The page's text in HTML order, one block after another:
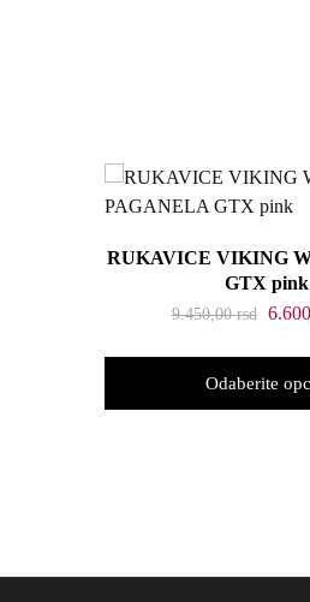
RUKAVICE VIKING
GTX pink
9.450,00rsd
Odaberite